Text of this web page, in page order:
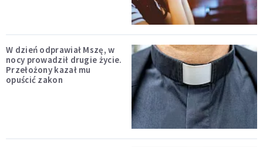
W dzień odprawiał Mszę, w
nocy prowadził drugie życie.
Przełożony kazał mu
opuścić zakon